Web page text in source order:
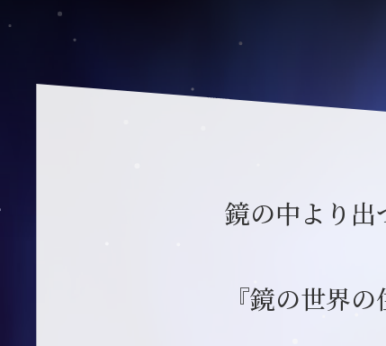
鏡の中より出
『鏡の世界